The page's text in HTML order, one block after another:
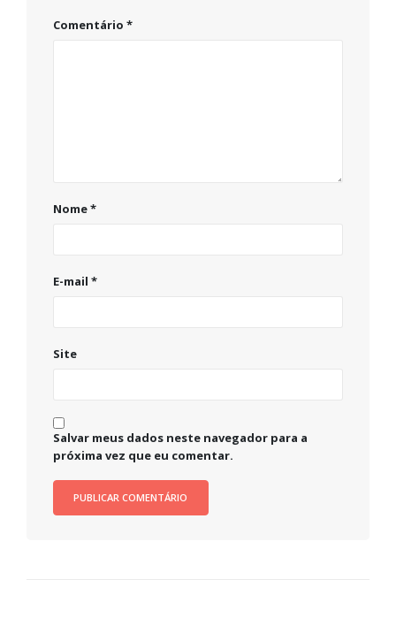
Comentário *
Nome*
E-mail *
Site
Salvar meus dados neste navegador para a
próxima vez que eu comentar.